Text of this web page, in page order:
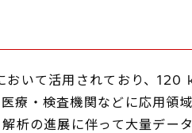
いて活用されており、120
療・検査機関などに応用
析の進展に伴って大量デ